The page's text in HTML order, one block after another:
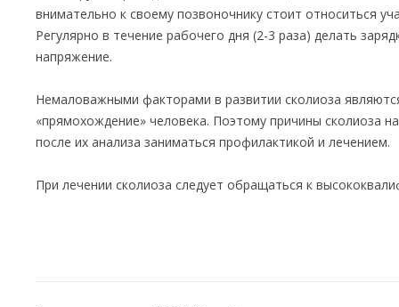
внимательно к своему позвоночнику стоит относиться
Регулярно в течение рабочего дня (2-3 раза) делать
напряжение.
Немаловажными факторами в развитии сколиоза
«прямохождение» человека. Поэтому причины сколиоза
после их анализа заниматься профилактикой и лечением.
При лечении сколиоза следует обращаться к